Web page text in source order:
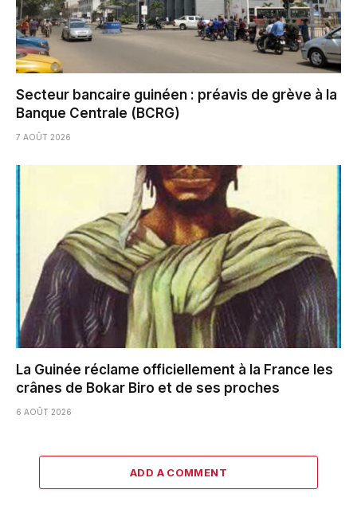
Secteur bancaire guinéen : préavis de grève à la
Banque Centrale (BCRG)
7 AOÛT 2026
La Guinée réclame officiellement à la France les
crânes de Bokar Biro et de ses proches
6 AOÛT 2026
ADD A COMMENT